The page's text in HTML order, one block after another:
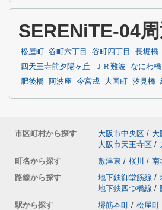
SERENiTE-04
松屋町 谷町六丁目 谷町四丁目 長堀橋
四天王寺前夕陽ヶ丘
ＪＲ難波 なにわ橋
肥後橋
阿波座 今宮戎 大国町 汐見橋
市区町村から探す 大阪市中央区 / 大
大阪市天王寺区 /
町名から探す
敷津東 / 桜川 / 南
路線から探す
地下鉄御堂筋線 /
地下鉄四つ橋線 /
駅から探す
堺筋本町 / 松屋町